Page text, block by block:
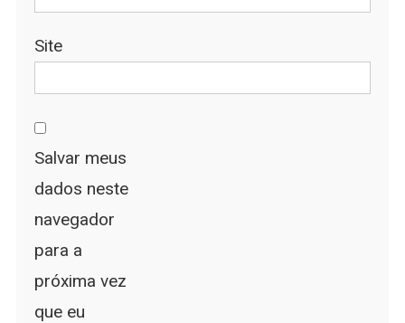
Site
Salvar meus
dados neste
navegador
para a
próxima vez
que eu